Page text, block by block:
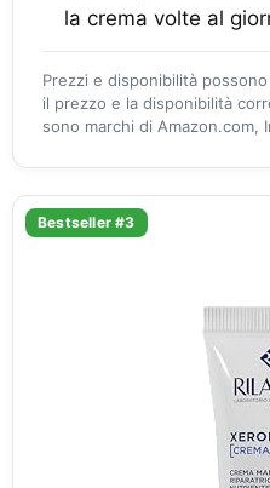
la crema volte al
Prezzi e disponibilità
il prezzo e la disponibilità
sono marchi di Amazon.com,
Bestseller #3